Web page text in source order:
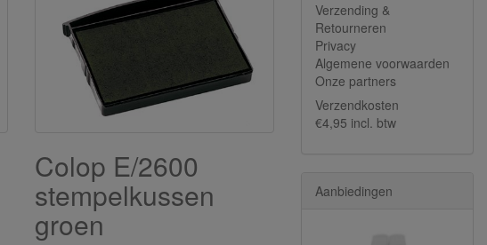
Colop E/2600
stempelkussen
groen
Verzending &
Retourneren
Privacy
Algemene voorwaarden
Onze partners
Verzendkosten
€4,95 incl. btw
Aanbiedingen